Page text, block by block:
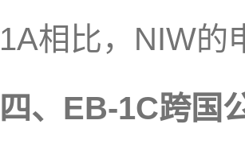
1A相比，NIW的
四、EB-1C跨国